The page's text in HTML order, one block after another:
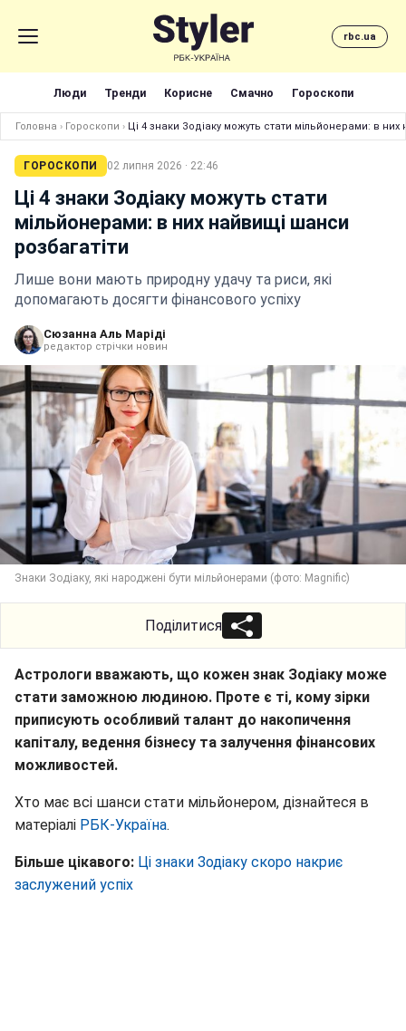
rbc.ua
Люди Тренди Корисне Смачно Гороскопи
Головна › Гороскопи › Ці 4 знаки Зодіаку можуть стати мільйонерами: в
ГОРОСКОПИ 02 липня 2026 · 22:46
Ці 4 знаки Зодіаку можуть стати
мільйонерами: в них найвищі шанси
розбагатіти
Лише вони мають природну удачу та риси, які
допомагають досягти фінансового успіху
Сюзанна Аль Маріді
редактор стрічки новин
Знаки Зодіаку, які народжені бути мільйонерами (фото: Magnific)
Поділитися
Астрологи вважають, що кожен знак Зодіаку може
стати заможною людиною. Проте є ті, кому зірки
приписують особливий талант до накопичення
капіталу, ведення бізнесу та залучення фінансових
можливостей.
Хто має всі шанси стати мільйонером, дізнайтеся в
матеріалі РБК-Україна.
Більше цікавого: Ці знаки Зодіаку скоро накриє
заслужений успіх